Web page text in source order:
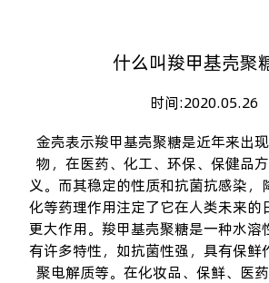
什么叫羧甲基壳聚
时间:2020.05.26
金壳表示羧甲基壳聚糖是近年来出
物，在医药、化工、环保、保健品
义。而其稳定的性质和抗菌抗感染，
化等药理作用注定了它在人类未来的
更大作用。羧甲基壳聚糖是一种水溶
有许多特性，如抗菌性强，具有保鲜
聚电解质等。在化妆品、保鲜、医